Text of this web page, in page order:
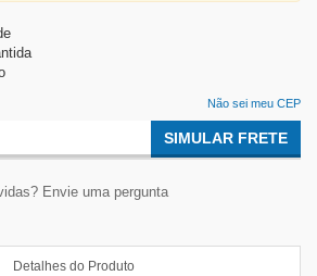
Não sei meu CEP
SIMULAR FRETE
Envie uma pergunta
Detalhes do Produto